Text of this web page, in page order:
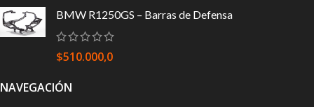
BMW R1250GS – Barras de Defensa
$510.000,0
NAVEGACIÓN